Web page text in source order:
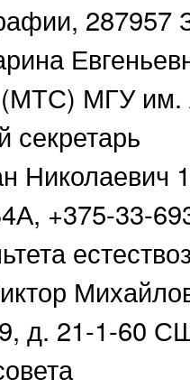
287957
(МТС) МГУ им.
секретарь
Николаевич
+375-33-
д. 21-1-60